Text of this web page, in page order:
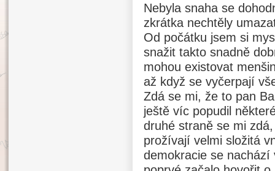
Nebyla snaha se
zkrátka nechtěly
Od počátku jsem si
snažit takto snadně
mohou existovat
až když se vyčerpají
Zdá se mi, že to pan
ještě víc popudil
druhé straně se mi
prožívají velmi složitá
demokracie se